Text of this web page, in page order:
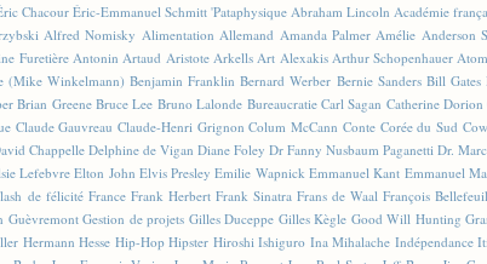
ChacourÉric-Emmanuel Schmitt 'Pataphysique Abraham Lincoln Académie
Alfred Nomisky Alimentation Allemand Amanda Palmer Amélie Anderson
Furetière Antonin Artaud Aristote Arkells Art Alexakis Arthur Schopenhauer
(Mike Winkelmann) Benjamin Franklin Bernard Werber Bernie Sanders Bill Gates
Brian Greene Bruce Lee Bruno Lalonde Bureaucratie Carl Sagan Catherine Dorion
Claude Gauvreau Claude-Henri Grignon Colum McCann Conte Corée du Sud
ChappelleDelphine de Vigan Diane Foley Dr Fanny Nusbaum Paganetti Dr.
Lefebvre Elton John Elvis Presley Emilie Wapnick Emmanuel Kant Emmanuel
de félicité France Frank Herbert Frank Sinatra Frans de Waal François
Guèvremont Gestion de projets Gilles Duceppe Gilles Kègle Good Will Hunting
Hermann Hesse Hip-Hop Hipster Hiroshi Ishiguro Ina Mihalache Indépendance